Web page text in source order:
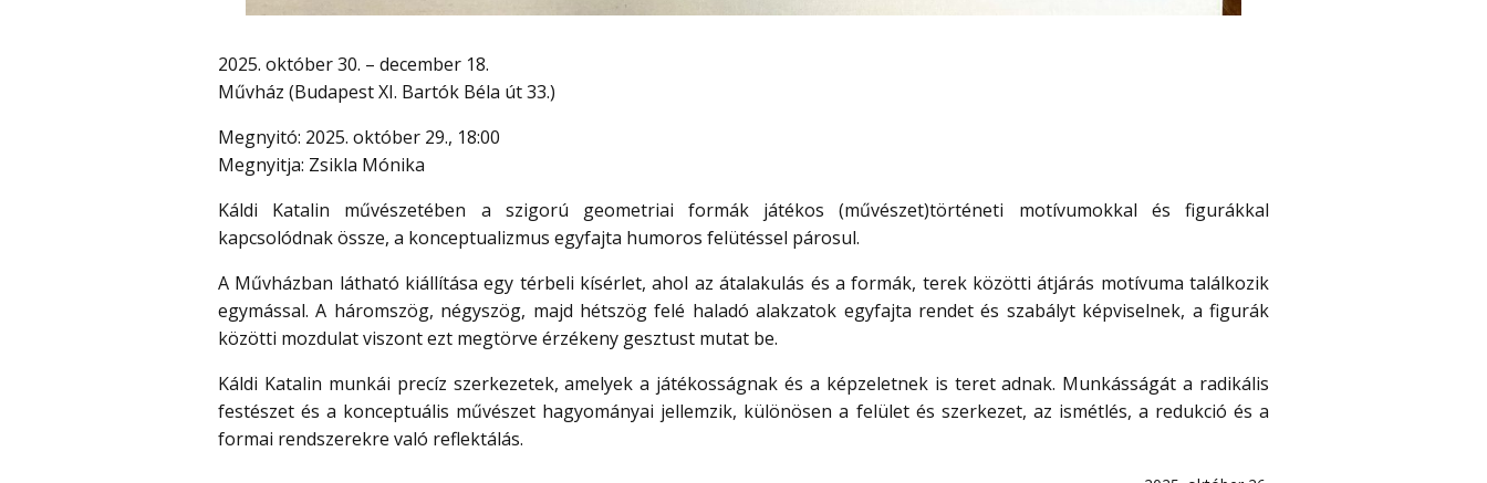
2025. október 30. – december 18.
Művház (Budapest XI. Bartók Béla út 33.)
Megnyitó: 2025. október 29., 18:00
Megnyitja: Zsikla Mónika
Káldi Katalin művészetében a szigorú geometriai formák játékos (művészet)történeti motívumokkal és figurákkal
kapcsolódnak össze, a konceptualizmus egyfajta humoros felütéssel párosul.
A Művházban látható kiállítása egy térbeli kísérlet, ahol az átalakulás és a formák, terek közötti átjárás motívuma találkozik
egymással. A háromszög, négyszög, majd hétszög felé haladó alakzatok egyfajta rendet és szabályt képviselnek, a figurák
közötti mozdulat viszont ezt megtörve érzékeny gesztust mutat be.
Káldi Katalin munkái precíz szerkezetek, amelyek a játékosságnak és a képzeletnek is teret adnak. Munkásságát a radikális
festészet és a konceptuális művészet hagyományai jellemzik, különösen a felület és szerkezet, az ismétlés, a redukció és a
formai rendszerekre való reflektálás.